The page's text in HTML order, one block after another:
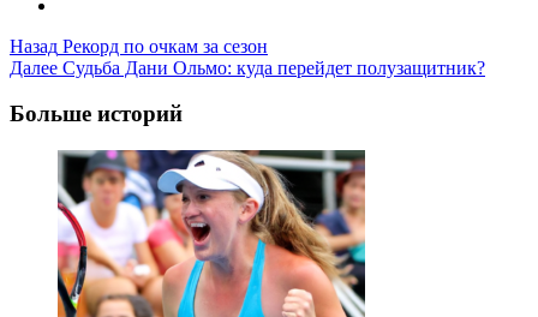
Post
Navigation
Назад Рекорд по очкам за сезон
Далее Судьба Дани Ольмо: куда перейдет полузащитник?
Больше историй